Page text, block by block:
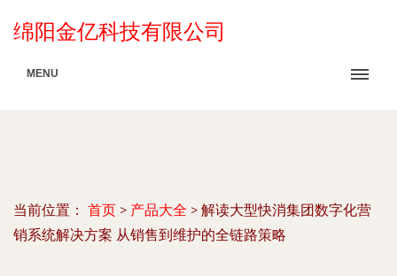
绵阳金亿科技有限公司
MENU
当前位置： 首页 > 产品大全 > 解读大型快消集团数字化营
销系统解决方案 从销售到维护的全链路策略